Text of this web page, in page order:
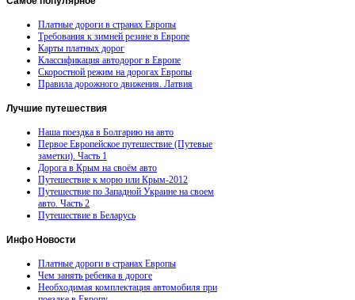
Платные дороги в странах Европы
Требования к зимней резине в Европе
Карты платных дорог
Классификация автодорог в Европе
Скоростной режим на дорогах Европы
Правила дорожного движения. Латвия
Лучшие путешествия
Наша поездка в Болгарию на авто
Первое Европейское путешествие (Путевые
заметки). Часть 1
Дорога в Крым на своём авто
Путешествие к морю или Крым-2012
Путешествие по Западной Украине на своем
авто. Часть 2
Путешествие в Беларусь
Инфо Новости
Платные дороги в странах Европы
Чем занять ребенка в дороге
Необходимая комплектация автомобиля при